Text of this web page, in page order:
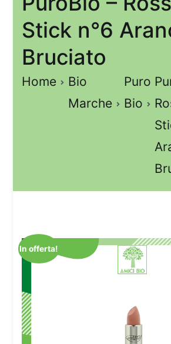
Stick n°6
Bruciato
Home
Bio
Marche
Puro
Bio
In offerta!